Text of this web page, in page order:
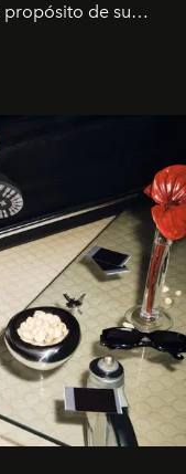
de su
neoyorquina y
de la marca